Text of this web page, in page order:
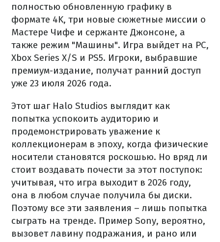
полностью обновленную графику в
формате 4K, три новые сюжетные миссии о
Мастере Чифе и сержанте Джонсоне, а
также режим "Машины". Игра выйдет на PC,
Xbox Series X/S и PS5. Игроки, выбравшие
премиум-издание, получат ранний доступ
уже 23 июля 2026 года.
Этот шаг Halo Studios выглядит как
попытка успокоить аудиторию и
продемонстрировать уважение к
коллекционерам в эпоху, когда физические
носители становятся роскошью. Но вряд ли
стоит воздавать почести за этот поступок:
учитывая, что игра выходит в 2026 году,
она в любом случае получила бы диски.
Поэтому все эти заявления – лишь попытка
сыграть на тренде. Пример Sony, вероятно,
вызовет лавину подражания, и рано или